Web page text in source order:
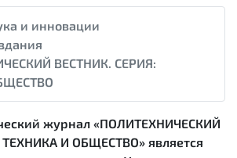
и инновации
ВЕСТНИК. СЕРИЯ:
журнал «ПОЛИТЕХНИЧЕСКИЙ
ТЕХНИКА И ОБЩЕСТВО» является